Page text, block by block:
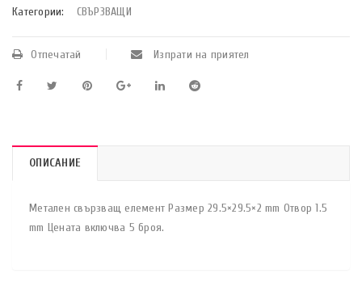
Категории: СВЪРЗВАЩИ
Отпечатай Изпрати на приятел
ОПИСАНИЕ
Метален свързващ елемент Размер 29.5×29.5×2 mm Отвор 1.5
mm Цената включва 5 броя.